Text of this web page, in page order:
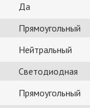
Да
Прямоугольный
Нейтральный
Светодиодная
Прямоугольный